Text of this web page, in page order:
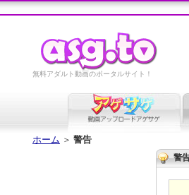
無料アダルト動画のポータルサイト！
ホーム ＞ 警告
警